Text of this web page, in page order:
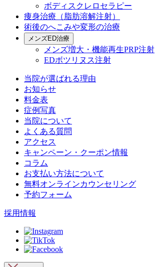
ボディスクレロセラピー
痩身治療（脂肪溶解注射）
術後のへこみや変形の治療
メンズED治療
メンズ増大・機能再生PRP注射
EDボツリヌス注射
当院が選ばれる理由
お知らせ
料金表
症例写真
当院について
よくある質問
アクセス
キャンペーン・クーポン情報
コラム
お支払い方法について
無料オンラインカウンセリング
予約フォーム
採用情報